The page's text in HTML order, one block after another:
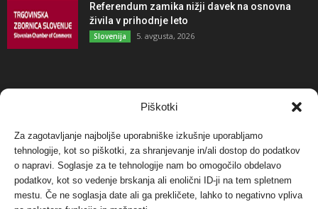
Piškotki
Za zagotavljanje najboljše uporabniške izkušnje uporabljamo
tehnologije, kot so piškotki, za shranjevanje in/ali dostop do podatkov
o napravi. Soglasje za te tehnologije nam bo omogočilo obdelavo
podatkov, kot so vedenje brskanja ali enolični ID-ji na tem spletnem
mestu. Če ne soglasja date ali ga prekličete, lahko to negativno vpliva
Referendum zamika nižji davek na osnovna
živila v prihodnje leto
Slovenija 5. avgusta, 2026
NAJBOLJ KOMENTIRANO
Protest proti vetrnim elektrarnam na Ojstrici, v
svetu pa vedno bolj...
Dogodki 12. maja, 2017
Tožilstvo v Celovcu v korist elektrarnam